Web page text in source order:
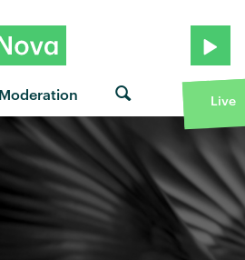
Moderation Live